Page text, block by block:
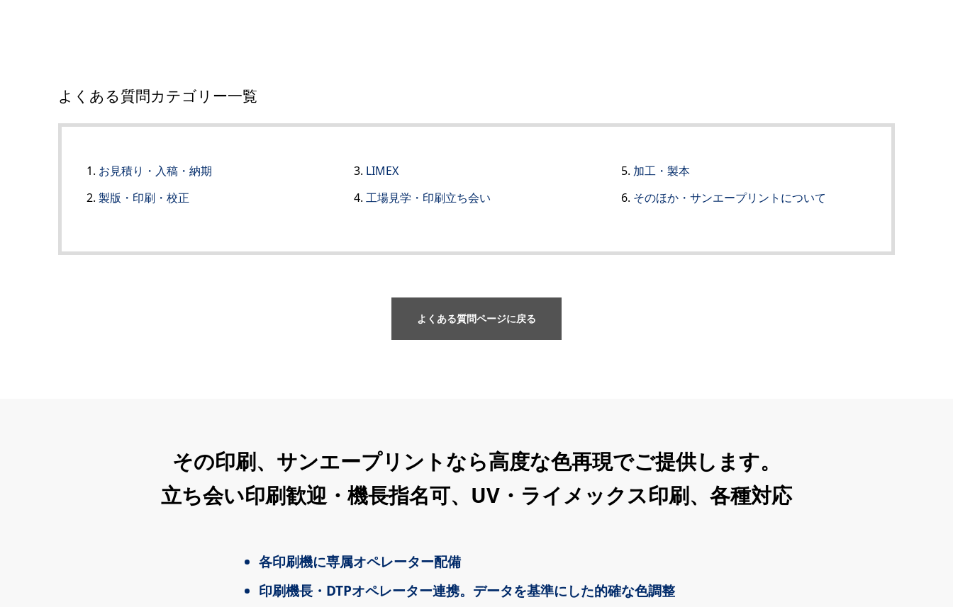
よくある質問カテゴリー一覧
お見積り・入稿・納期
製版・印刷・校正
LIMEX
工場見学・印刷立ち会い
加工・製本
そのほか・サンエープリントについて
よくある質問ページに戻る
その印刷、サンエープリントなら高度な色再現でご提供します。
立ち会い印刷歓迎・機長指名可、UV・ライメックス印刷、各種対応
各印刷機に専属オペレーター配備
印刷機長・DTPオペレーター連携。データを基準にした的確な色調整